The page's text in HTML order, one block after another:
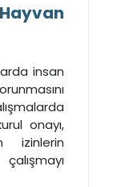
insan
onayı,
izinlerin